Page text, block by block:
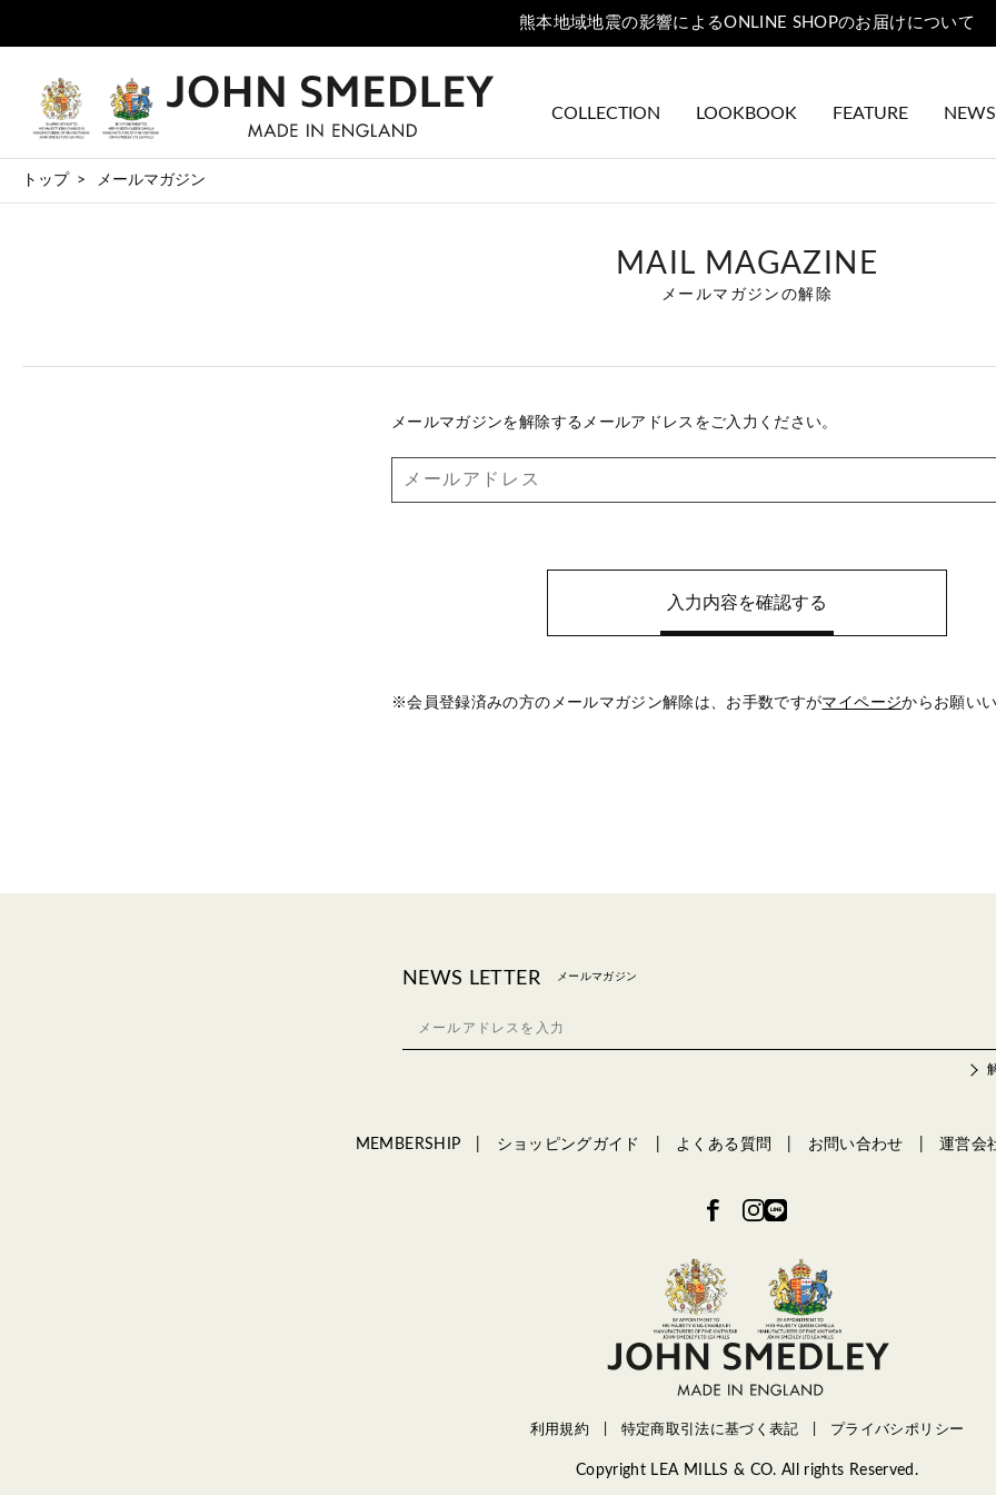
熊本地域地震の影響によるONLINE SHOPのお届けについて
COLLECTION LOOKBOOK FEATURE NEWS
トップ メールマガジン
MAIL MAGAZINE
メールマガジンの解除
メールマガジンを解除するメールアドレスをご入力ください。
※会員登録済みの方のメールマガジン解除は、 お手数ですがマイページからお願い
NEWS LETTER メールマガジン
MEMBERSHIP ショッピングガイド よくある質問 お問い合わせ 運営会
利用規約 特定商取引法に基づく表記 プライバシポリシー
Copyright LEA MILLS & CO. All rights Reserved.